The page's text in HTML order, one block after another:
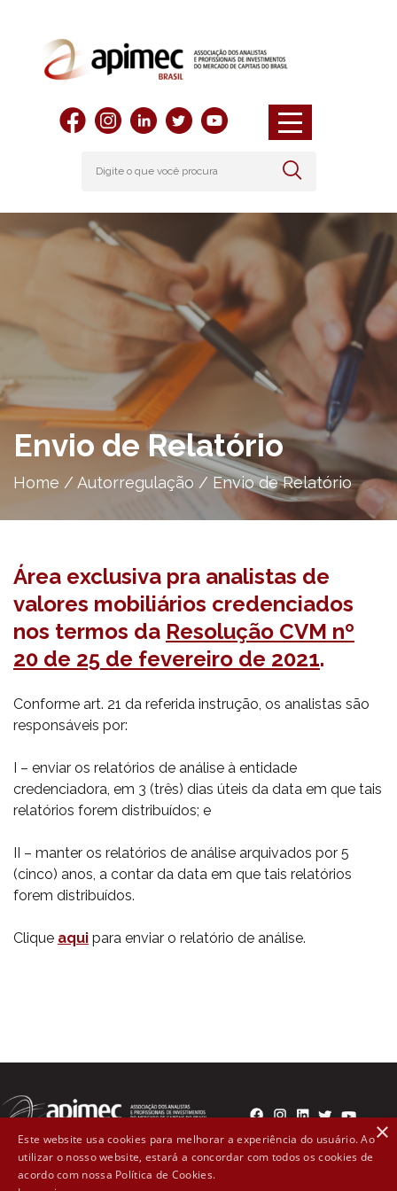
Envio de Relatório
Home / Autorregulação / Envio de Relatório
Área exclusiva pra analistas de
valores mobiliários credenciados
nos termos da Resolução CVM nº
20 de 25 de fevereiro de 2021.
Conforme art. 21 da referida instrução, os analistas são
responsáveis por:
I – enviar os relatórios de análise à entidade
credenciadora, em 3 (três) dias úteis da data em que tais
relatórios forem distribuídos; e
II – manter os relatórios de análise arquivados por 5
(cinco) anos, a contar da data em que tais relatórios
forem distribuídos.
Clique aqui para enviar o relatório de análise.
Rua Líbero Badaró, 300 - 2º andar Cep: 01008-000 - São
×
Este website usa cookies para melhorar a experiência do usuário. Ao
utilizar o nosso website, estará a concordar com todos os cookies de
acordo com nossa Política de Cookies.